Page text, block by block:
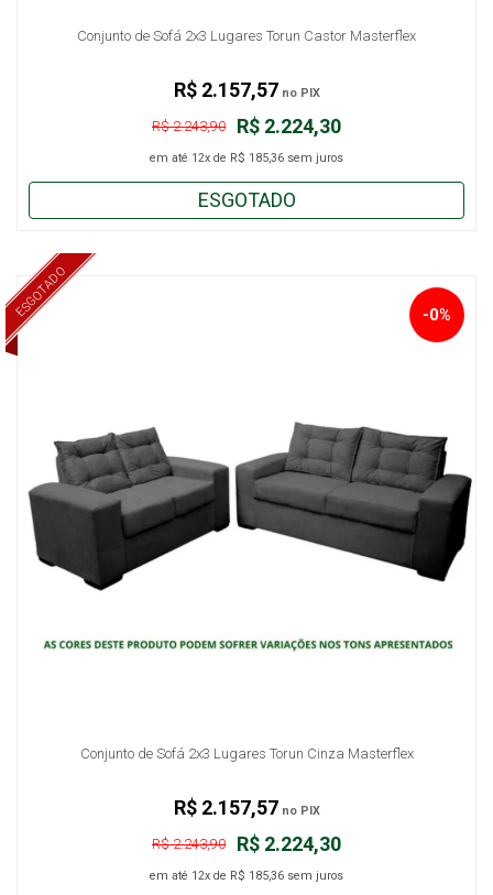
Conjunto de Sofá 2x3 Lugares Torun Castor Masterflex
R$ 2.224,30
R$ 2.243,90
em até 12x de R$ 185,36 sem juros
R$ 2.157,57 no PIX
ESGOTADO
ESGOTADO
Conjunto de Sofá 2x3 Lugares Torun Cinza Masterflex
-0%
R$ 2.224,30
R$ 2.243,90
em até 12x de R$ 185,36 sem juros
R$ 2.157,57 no PIX